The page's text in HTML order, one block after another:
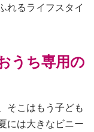
れるライフスタイ
うち専用の
そこはもう子ども
には大きなビニー